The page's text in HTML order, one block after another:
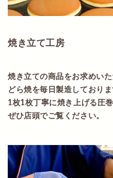
焼き立て工房
焼き立ての商品をお求めい
どら焼を毎日製造しておりま
1枚1枚丁寧に焼き上げる圧巻
ぜひ店頭でご覧ください。